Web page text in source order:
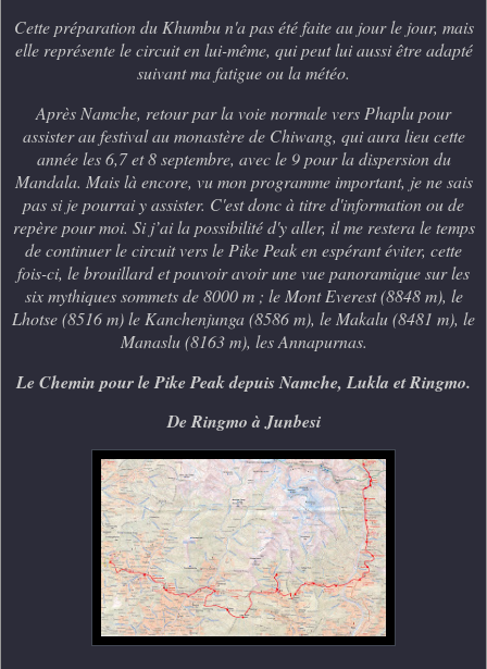
Cette préparation du Khumbu n'a pas été faite au jour le jour, mais
elle représente le circuit en lui-même, qui peut lui aussi être adapté
suivant ma fatigue ou la météo.
Après Namche, retour par la voie normale vers Phaplu pour
assister au festival au monastère de Chiwang, qui aura lieu cette
année les 6,7 et 8 septembre, avec le 9 pour la dispersion du
Mandala. Mais là encore, vu mon programme important, je ne sais
pas si je pourrai y assister. C'est donc à titre d'information ou de
repère pour moi. Si j’ai la possibilité d'y aller, il me restera le temps
de continuer le circuit vers le Pike Peak en espérant éviter, cette
fois-ci, le brouillard et pouvoir avoir une vue panoramique sur les
six mythiques sommets de 8000 m ; le Mont Everest (8848 m), le
Lhotse (8516 m) le Kanchenjunga (8586 m), le Makalu (8481 m), le
Manaslu (8163 m), les Annapurnas.
Le Chemin pour le Pike Peak depuis Namche, Lukla et Ringmo.
De Ringmo à Junbesi